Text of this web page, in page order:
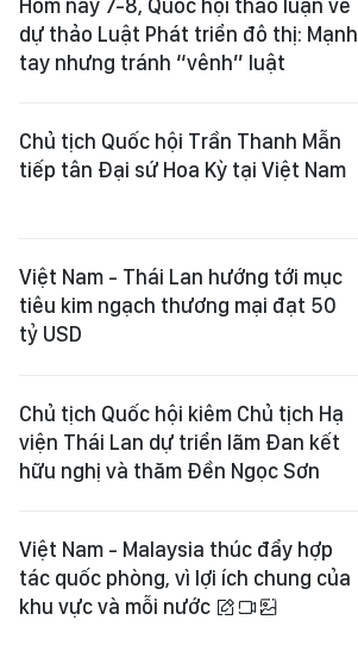
dự thảo Luật Phát triển đô thị: Mạnh
tay nhưng tránh “vênh” luật
Chủ tịch Quốc hội Trần Thanh Mẫn
tiếp tân Đại sứ Hoa Kỳ tại Việt Nam
Việt Nam - Thái Lan hướng tới mục
tiêu kim ngạch thương mại đạt 50
tỷ USD
Chủ tịch Quốc hội kiêm Chủ tịch Hạ
viện Thái Lan dự triển lãm Đan kết
hữu nghị và thăm Đền Ngọc Sơn
Việt Nam - Malaysia thúc đẩy hợp
tác quốc phòng, vì lợi ích chung của
khu vực và mỗi nước